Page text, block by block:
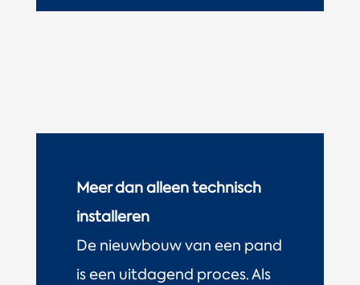
Meer dan alleen technisch
installeren
De nieuwbouw van een pand
is een uitdagend proces. Als